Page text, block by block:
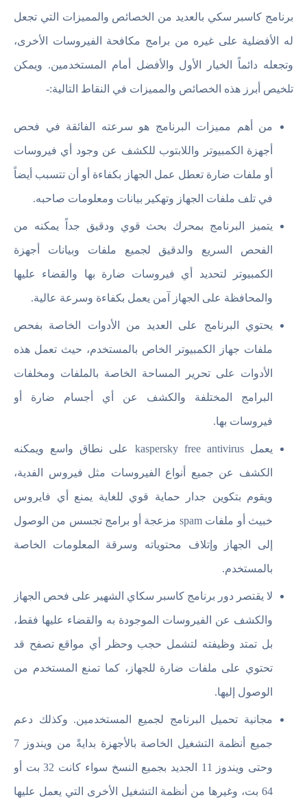
برنامج كاسبر سكي بالعديد من الخصائص والمميزات التي تجعل
له الأفضلية على غيره من برامج مكافحة الفيروسات الأخرى،
وتجعله دائماً الخيار الأول والأفضل أمام المستخدمين. ويمكن
تلخيص أبرز هذه الخصائص والمميزات في النقاط التالية:-
من أهم مميزات البرنامج هو سرعته الفائقة في فحص
أجهزة الكمبيوتر واللابتوب للكشف عن وجود أي فيروسات
أو ملفات ضارة تعطل عمل الجهاز بكفاءة أو أن تتسبب أيضاً
في تلف ملفات الجهاز وتهكير بيانات ومعلومات صاحبه.
يتميز البرنامج بمحرك بحث قوي ودقيق جداً يمكنه من
الفحص السريع والدقيق لجميع ملفات وبيانات أجهزة
الكمبيوتر لتحديد أي فيروسات ضارة بها والقضاء عليها
والمحافظة على الجهاز آمن يعمل بكفاءة وسرعة عالية.
يحتوي البرنامج على العديد من الأدوات الخاصة بفحص
ملفات جهاز الكمبيوتر الخاص بالمستخدم، حيث تعمل هذه
الأدوات على تحرير المساحة الخاصة بالملفات ومخلفات
البرامج المختلفة والكشف عن أي أجسام ضارة أو
فيروسات بها.
يعمل kaspersky free antivirus على نطاق واسع ويمكنه
الكشف عن جميع أنواع الفيروسات مثل فيروس الفدية،
ويقوم بتكوين جدار حماية قوي للغاية يمنع أي فايروس
خبيث أو ملفات spam مزعجة أو برامج تجسس من الوصول
إلى الجهاز وإتلاف محتوياته وسرقة المعلومات الخاصة
بالمستخدم.
لا يقتصر دور برنامج كاسبر سكاي الشهير على فحص الجهاز
والكشف عن الفيروسات الموجودة به والقضاء عليها فقط،
بل تمتد وظيفته لتشمل حجب وحظر أي مواقع تصفح قد
تحتوي على ملفات ضارة للجهاز، كما تمنع المستخدم من
الوصول إليها.
مجانية تحميل البرنامج لجميع المستخدمين. وكذلك دعم
جميع أنظمة التشغيل الخاصة بالأجهزة بدايةً من ويندوز 7
وحتى ويندوز 11 الجديد بجميع النسخ سواء كانت 32 بت أو
64 بت، وغيرها من أنظمة التشغيل الأخرى التي يعمل عليها